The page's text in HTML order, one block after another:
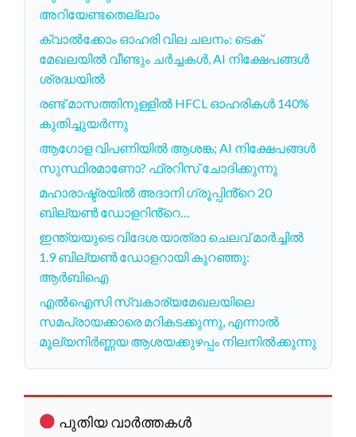
അറിയേണ്ടതെല്ലാം
ക്വാൽക്കോം ഓഹരി വില ചലനം: ടെക്
മേഖലയിൽ വീണ്ടും ചർച്ചകൾ, AI നിക്ഷേപങ്ങൾ
ശ്രദ്ധയിൽ
രണ്ട് മാസത്തിനുള്ളിൽ HFCL ഓഹരികൾ 140%
കുതിച്ചുയർന്നു
ആഗോള വിപണിയിൽ ആശങ്ക; AI നിക്ഷേപങ്ങൾ
സുസ്ഥിരമാണോ? ഫ്രറിസ് ചോദിക്കുന്നു
മഹാരാഷ്ട്രയിൽ അദാനി ഗ്രൂപ്പിൻ്റെ 20
ബില്യൺ ഡോളറിൻ്റെ…
ഇന്ത്യയുടെ വിദേശ യാത്രാ ചെലവ് മാർച്ചിൽ
1.9 ബില്യൺ ഡോളറായി കുറഞ്ഞു:
ആർബിഐ
എൽഐസി സ്വകാര്യമേഖലയിലെ
സമപ്രായക്കാരെ മറികടക്കുന്നു, എന്നാൽ
മൂല്യനിർണ്ണയ ആശയക്കുഴപ്പം നിലനിൽക്കുന്നു
പുതിയ വാർത്തകൾ